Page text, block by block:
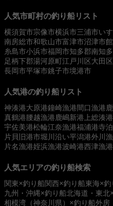
人気市町村の釣り船リスト
横須賀市宗像市横浜市三浦市い
南房総市和歌山市富津市沼津市
糸島市小浜市福岡市知多郡南知
足柄下郡湯河原町江戸川区大田区
長岡市平塚市銚子市境港市
人気港の釣り船リスト
神湊港大原港鐘崎漁港間口漁港
真鶴港腰越漁港 鹿嶋新港 上総湊港
宇佐美港松輪江奈漁港福浦港寺
片貝旧港市堀川沿い平潟港外川
片名漁港姪浜漁港波崎港西津漁港
人気エリアの釣り船検索
関東×釣り船関西×釣り船東海×釣
九州・沖縄×釣り船北海道・東北
相模湾（神奈川県）×釣り船外房